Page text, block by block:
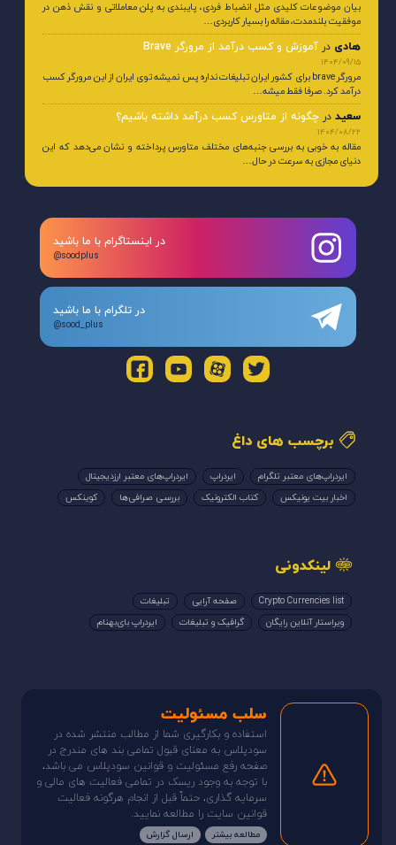
بیان موضوعات کلیدی مثل انضباط فردی، پایبندی به پلن معاملاتی و نقش ذهن در
موفقیت بلندمدت، مقاله را بسیار کاربردی…
هادی در آموزش و کسب درآمد از مرورگر Brave
1404/09/15
مرورگر brave برای کشور ایران تبلیغات نداره پس نمیشه توی ایران از این مرورگر کسب
درآمد کرد. صرفا فقط میشه…
سعید در چگونه از متاورس کسب درآمد داشته باشیم؟
1404/08/22
مقاله به خوبی به بررسی جنبه‌های مختلف متاورس پرداخته و نشان می‌دهد که این
دنیای مجازی به سرعت در حال…
در اینستاگرام با ما باشید
@soodplus
در تلگرام با ما باشید
@sood_plus
برچسب های داغ
ایردراپ‌های معتبر تلگرام ایردراپ
ایردراپ‌های معتبر ارزدیجیتال
اخبار بیت یونیکس
کتاب الکترونیک بررسی صرافی‌ها کوینکس
لینکدونی
Crypto Currencies list صفحه آرایی
تبلیغات
ویراستار آنلاین رایگان
گرافیک و تبلیغات ایردراپ بای‌بهنام
سلب مسئولیت
استفاده و بکارگیری شما از مطالب منتشر شده در
سودپلاس به معنای قبول تمامی بند های مندرج در
صفحه رفع مسئولیت و قوانین سودپلاس می باشد،
با توجه به وجود ریسک در تمامی فعالیت های مالی و
سرمایه گذاری، حتماً قبل از انجام هرگونه فعالیت
قوانین سایت را مطالعه نمایید.
مطالعه بیشتر ارسال گزارش